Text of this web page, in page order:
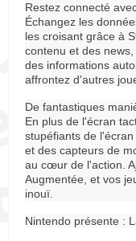
Restez connecté
Échangez les
les croisant grâce à
contenu et des
des informations
affrontez d'autres
De fantastiques
En plus de l'écran
stupéfiants de
et des capteurs de
au cœur de l'action.
Augmentée, et vos
inouï.
Nintendo présente :